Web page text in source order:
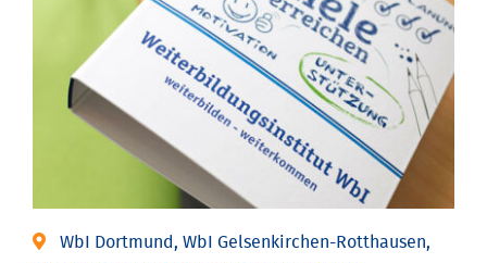
WbI Dortmund, WbI Gelsenkirchen-Rotthausen,